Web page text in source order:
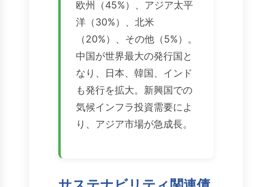
欧州（45%）、アジア太平
洋（30%）、北米
（20%）、その他（5%）。
中国が世界最大の発行国と
なり、日本、韓国、インド
も発行を拡大。新興国での
気候インフラ投資需要によ
り、アジア市場が急成長。